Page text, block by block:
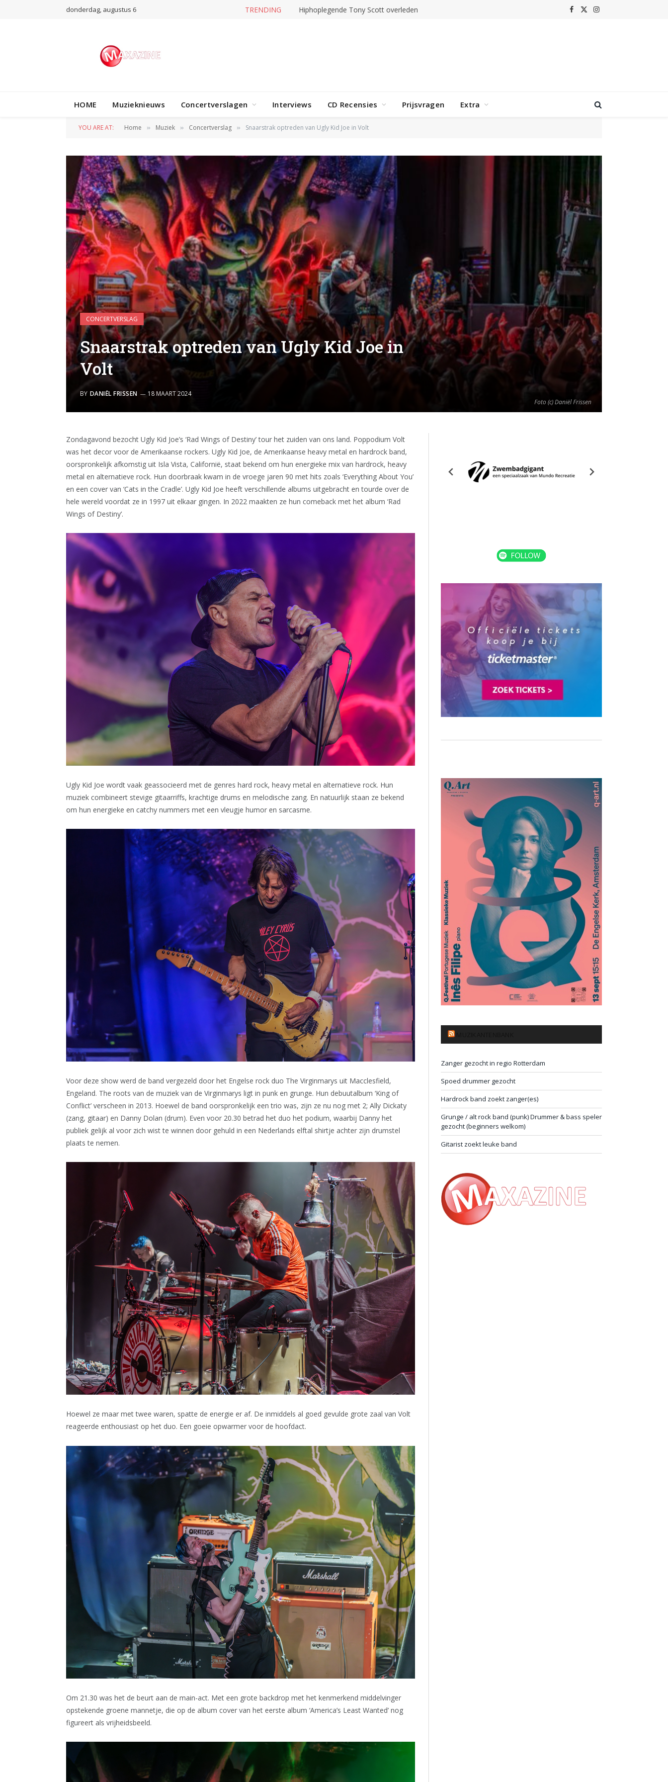
donderdag, augustus 6 TRENDING Jerney Kaagman overleden Facebook
X
Instagram
HOME Muzieknieuws Concertverslagen Interviews CD Recensies Prijsvragen Extra
YOU ARE AT: Home » Muziek » Concertverslag » Snaarstrak optreden van Ugly Kid Joe in Volt
Foto (c) Daniël Frissen
CONCERTVERSLAG
Snaarstrak optreden van Ugly Kid Joe in
Volt
BY DANIËL FRISSEN 18 MAART 2024
Zondagavond bezocht Ugly Kid Joe’s ‘Rad Wings of Destiny’ tour het zuiden van ons land. Poppodium Volt
was het decor voor de Amerikaanse rockers. Ugly Kid Joe, de Amerikaanse heavy metal en hardrock band,
oorspronkelijk afkomstig uit Isla Vista, Californië, staat bekend om hun energieke mix van hardrock, heavy
metal en alternatieve rock. Hun doorbraak kwam in de vroege jaren 90 met hits zoals ‘Everything About You’
en een cover van ‘Cats in the Cradle’. Ugly Kid Joe heeft verschillende albums uitgebracht en tourde over de
hele wereld voordat ze in 1997 uit elkaar gingen. In 2022 maakten ze hun comeback met het album ‘Rad
Wings of Destiny’.
Ugly Kid Joe wordt vaak geassocieerd met de genres hard rock, heavy metal en alternatieve rock. Hun
muziek combineert stevige gitaarriffs, krachtige drums en melodische zang. En natuurlijk staan ze bekend
om hun energieke en catchy nummers met een vleugje humor en sarcasme.
Voor deze show werd de band vergezeld door het Engelse rock duo The Virginmarys uit Macclesfield,
Engeland. The roots van de muziek van de Virginmarys ligt in punk en grunge. Hun debuutalbum ‘King of
Conflict’ verscheen in 2013. Hoewel de band oorspronkelijk een trio was, zijn ze nu nog met 2; Ally Dickaty
(zang, gitaar) en Danny Dolan (drum). Even voor 20.30 betrad het duo het podium, waarbij Danny het
publiek gelijk al voor zich wist te winnen door gehuld in een Nederlands elftal shirtje achter zijn drumstel
plaats te nemen.
Hoewel ze maar met twee waren, spatte de energie er af. De inmiddels al goed gevulde grote zaal van Volt
reageerde enthousiast op het duo. Een goeie opwarmer voor de hoofdact.
Om 21.30 was het de beurt aan de main-act. Met een grote backdrop met het kenmerkend middelvinger
opstekende groene mannetje, die op de album cover van het eerste album ‘America’s Least Wanted’ nog
figureert als vrijheidsbeeld.
Zanger gezocht in regio Rotterdam
Spoed drummer gezocht
Hardrock band zoekt zanger(es)
Grunge / alt rock band (punk) Drummer & bass speler
gezocht (beginners welkom)
Gitarist zoekt leuke band